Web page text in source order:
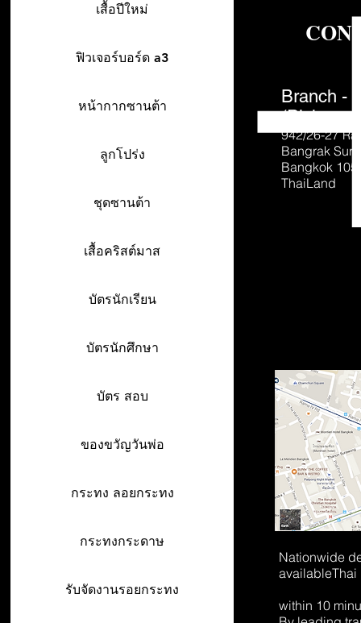
เสื้อปีใหม่
ฟิวเจอร์บอร์ด a3
หน้ากากซานต้า
ลูกโปร่ง
ชุดซานต้า
เสื้อคริสต์มาส
บัตรนักเรียน
บัตรนักศึกษา
บัตร สอบ
ของขวัญวันพ่อ
กระทง ลอยกระทง
กระทงกระดาษ
รับจัดงานรอยกระทง
Branch -
(Pick-up
942/26-27
Bangrak
Bangkok
ThaiLand
Nationwide
availableThai
within 10